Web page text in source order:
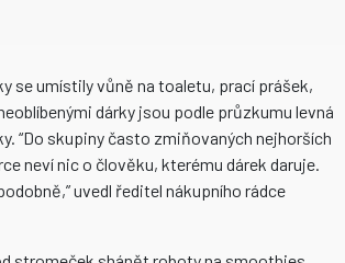
se umístily vůně na toaletu, prací prášek,
dárky jsou podle průzkumu levná
“Do skupiny často zmiňovaných nejhorších
neví nic o člověku, kterému dárek daruje.
uvedl ředitel nákupního rádce